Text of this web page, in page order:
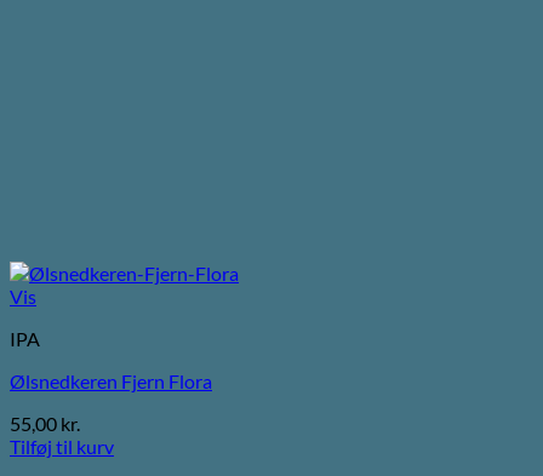
Vis
IPA
Ølsnedkeren Fjern Flora
55,00 kr.
Tilføj til kurv